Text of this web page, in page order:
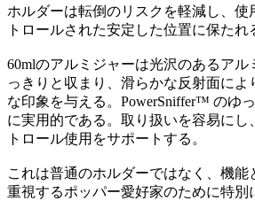
ホルダーは転倒のリスクを軽減し、使
トロールされた安定した位置に保たれ
60mlのアルミジャーは光沢のあるアル
っきりと収まり、滑らかな反射面に
な印象を与える。PowerSniffer™ のゆ
に実用的である。取り扱いを容易にし
トロール使用をサポートする。
これは普通のホルダーではなく、機能
重視するポッパー愛好家のために特別